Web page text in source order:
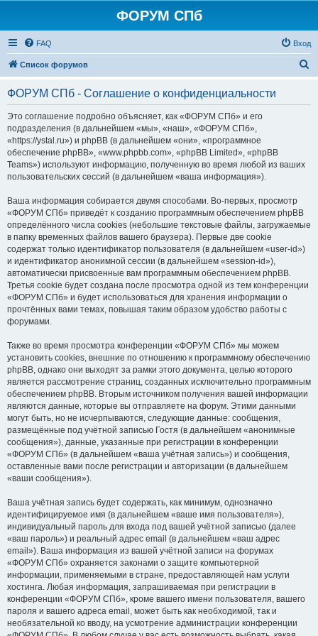
ФОРУМ СПб
FAQ Вход
Список форумов
ФОРУМ СПб - Соглашение о конфиденциальности
Это соглашение подробно объясняет, как «ФОРУМ СПб» и его
подразделения (в дальнейшем «мы», «наш», «ФОРУМ СПб»,
«https://ystal.ru») и phpBB (в дальнейшем «они», «программное
обеспечение phpBB», «www.phpbb.com», «phpBB Limited», «phpBB
Teams») используют информацию, полученную во время любой из ваших
пользовательских сессий (в дальнейшем «ваша информация»).
Ваша информация собирается двумя способами. Во-первых, просмотр
«ФОРУМ СПб» приведёт к созданию программным обеспечением phpBB
определённого числа cookies (небольшие текстовые файлы, загружаемые
в папку временных файлов вашего браузера). Первые две cookie
содержат только идентификатор пользователя (в дальнейшем «user-id»)
и идентификатор анонимной сессии (в дальнейшем «session-id»),
автоматически присвоенные вам программным обеспечением phpBB.
Третья cookie будет создана после просмотра одной из тем конференции
«ФОРУМ СПб» и будет использоваться для хранения информации о
прочтённых вами темах, повышая таким образом удобство работы с
форумами.
Также во время просмотра конференции «ФОРУМ СПб» мы можем
установить cookies, внешние по отношению к программному обеспечению
phpBB, однако они выходят за рамки этого документа, целью которого
является рассмотрение страниц, созданных исключительно программным
обеспечением phpBB. Вторым источником получения вашей информации
являются данные, которые вы отправляете на форум. Этими данными
могут быть, но не исчерпываются, следующие данные: сообщения,
размещённые под учётной записью Гостя (в дальнейшем «анонимные
сообщения»), данные, указанные при регистрации в конференции
«ФОРУМ СПб» (в дальнейшем «ваша учётная запись») и сообщения,
оставленные вами после регистрации и авторизации (в дальнейшем
«ваши сообщения»).
Ваша учётная запись будет содержать, как минимум, однозначно
идентифицируемое имя (в дальнейшем «ваше имя пользователя»),
индивидуальный пароль для входа под вашей учётной записью (далее
«ваш пароль») и реальный адрес email (в дальнейшем «ваш адрес
email»). Ваша информация из вашей учётной записи на форумах
«ФОРУМ СПб» охраняется законами о защите компьютерной
информации, применяемыми в стране, предоставляющей нам услуги
хостинга. Любая информация, запрашиваемая при регистрации в
конференции «ФОРУМ СПб», кроме вашего имени пользователя, вашего
пароля и вашего адреса email, может быть как необходимой, так и
необязательной ко вводу, на усмотрение администрации конференции